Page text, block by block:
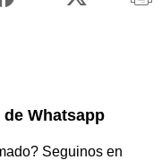
Whatsapp
Seguinos en